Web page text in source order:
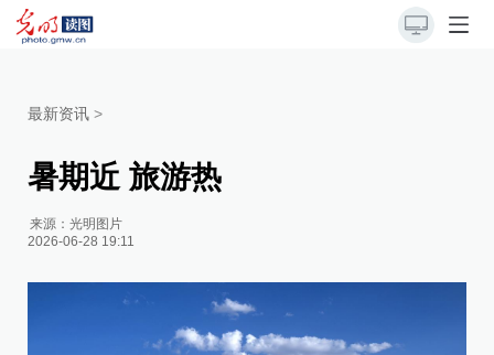
最新资讯 >
暑期近 旅游热
来源：光明图片
2026-06-28 19:11